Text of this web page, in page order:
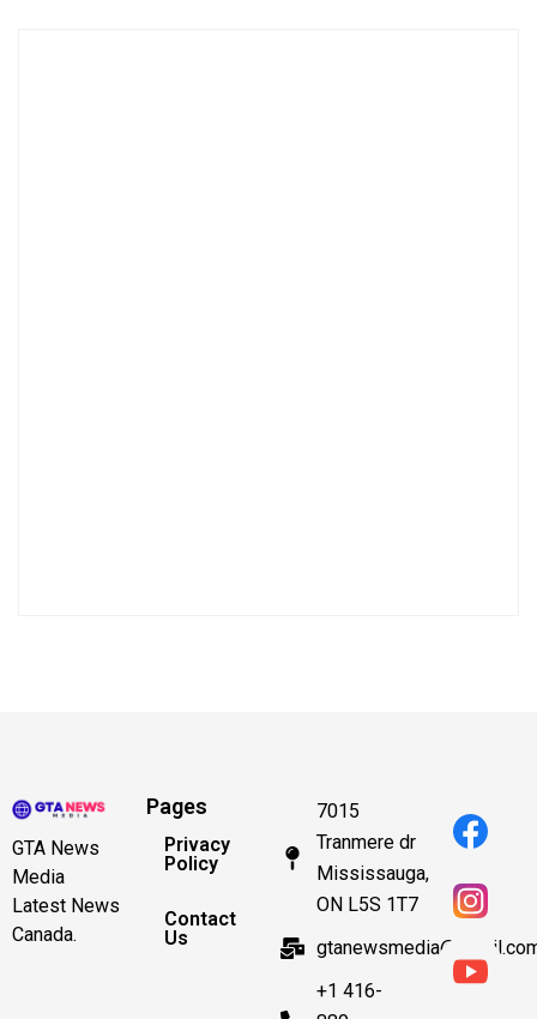
GTA News
Media
Latest News
Canada.
Pages
Privacy
Policy
Contact
Us
7015
Tranmere dr
Mississauga,
ON L5S 1T7
+1 416-